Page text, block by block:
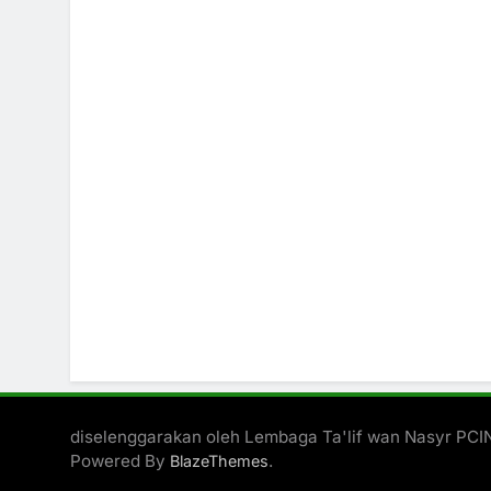
diselenggarakan oleh Lembaga Ta'lif wan Nasyr
Powered By BlazeThemes.